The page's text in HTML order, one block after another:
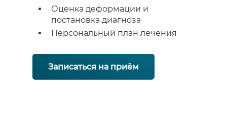
Оценка деформации и
постановка диагноза
Персональный план лечения
Записаться на приём